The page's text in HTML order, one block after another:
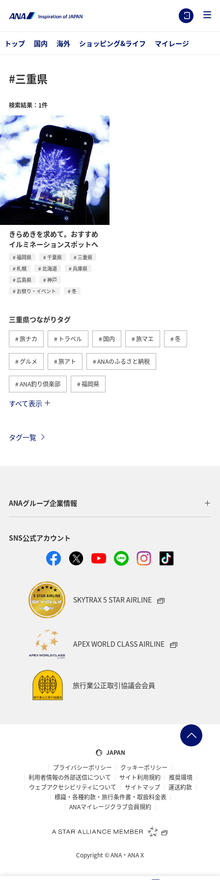
トップ 国内 海外 ショッピング&ライフ マイレージ
#三重県
検索結果：1件
きらめきを求めて。おすすめ
イルミネーションスポットへ
福岡県 千葉県
三重県
札幌
北海道
兵庫県
広島県
神戸
お祭り・イベント
冬
三重県つながりタグ
旅ナカ トラベル 国内 旅マエ 冬
グルメ 旅アト ANAのふるさと納税
ANA釣り倶楽部 福岡県
千葉県
すべて表示
タグ一覧
ANAグループ企業情報
SNS公式アカウント
SKYTRAX 5 STAR AIRLINE
APEX WORLD CLASS AIRLINE
旅行業公正取引協議会会員
JAPAN
プライバシーポリシー
クッキーポリシー
利用者情報の外部送信について
サイト利用規約
推奨環境
ウェブアクセシビリティについて
サイトマップ
運送約款
標識・各種約款・旅行条件書・取扱料金表
ANAマイレージクラブ会員規約
Copyright ©ANA・ANA X